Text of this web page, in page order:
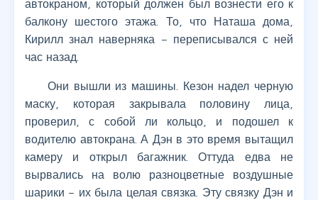
автокраном, который должен был вознести его к
балкону шестого этажа. То, что Наташа дома,
Кирилл знал наверняка – переписывался с ней
час назад.
Они вышли из машины. Кезон надел черную
маску, которая закрывала половину лица,
проверил, с собой ли кольцо, и подошел к
водителю автокрана. А Дэн в это время вытащил
камеру и открыл багажник. Оттуда едва не
вырвались на волю разноцветные воздушные
шарики – их была целая связка. Эту связку Дэн и